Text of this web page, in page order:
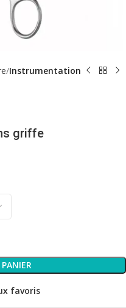
Instrumentation
griffe
favoris